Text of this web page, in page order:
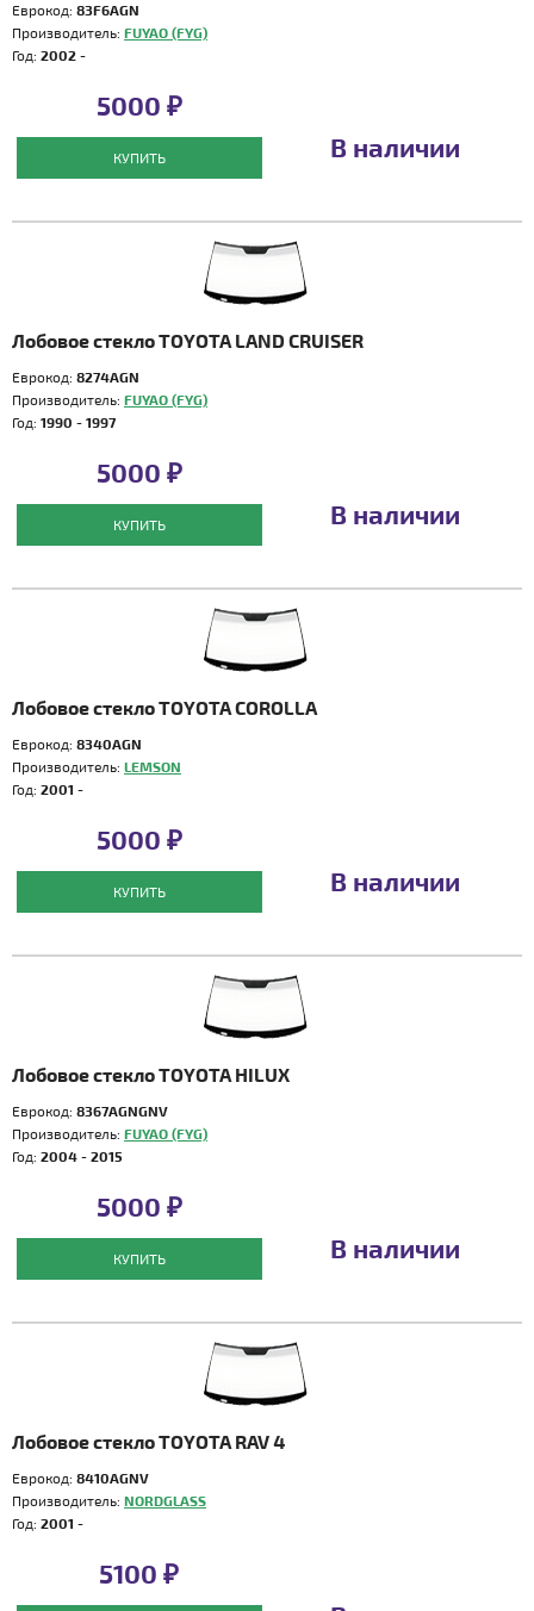
Еврокод: 83F6AGN
Производитель: FUYAO (FYG)
Год: 2002 -
5000 ₽
КУПИТЬ В наличии
Лобовое стекло TOYOTA LAND CRUISER
Еврокод: 8274AGN
Производитель: FUYAO (FYG)
Год: 1990 - 1997
5000 ₽
КУПИТЬ В наличии
Лобовое стекло TOYOTA COROLLA
Еврокод: 8340AGN
Производитель: LEMSON
Год: 2001 -
5000 ₽
КУПИТЬ В наличии
Лобовое стекло TOYOTA HILUX
Еврокод: 8367AGNGNV
Производитель: FUYAO (FYG)
Год: 2004 - 2015
5000 ₽
КУПИТЬ В наличии
Лобовое стекло TOYOTA RAV 4
Еврокод: 8410AGNV
Производитель: NORDGLASS
Год: 2001 -
5100 ₽